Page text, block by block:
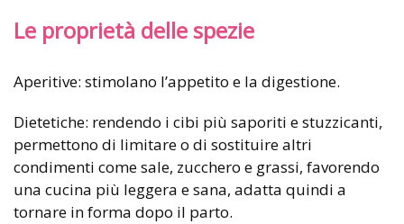
Le proprietà delle spezie
Aperitive: stimolano l’appetito e la digestione.
Dietetiche: rendendo i cibi più saporiti e stuzzicanti,
permettono di limitare o di sostituire altri
condimenti come sale, zucchero e grassi, favorendo
una cucina più leggera e sana, adatta quindi a
tornare in forma dopo il parto.